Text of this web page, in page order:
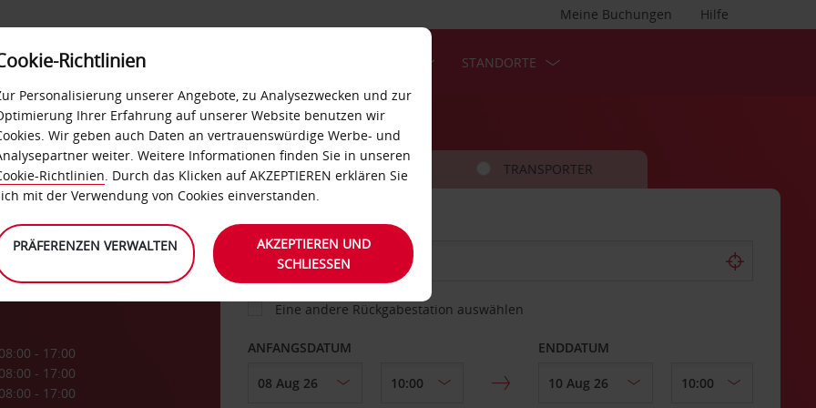
Hilfe
Meine Buchungen
SELF-SERVICES STANDORTE
08:00 - 17:00
08:00 - 17:00
08:00 - 17:00
FAHRZEUG TRANSPORTER
ABHOLEN VON
Eine andere Rückgabestation auswählen
ANFANGSDATUM ENDDATUM
Richtlinien
Personalisierung unserer Angebote, zu Analysezwecken und zur
Ihrer Erfahrung auf unserer Website benutzen wir
Wir geben auch Daten an vertrauenswürdige Werbe- und
weiter. Weitere Informationen finden Sie in unseren
Richtlinien. Durch das Klicken auf AKZEPTIEREN erklären Sie
mit der Verwendung von Cookies einverstanden.
PRÄFERENZEN VERWALTEN
AKZEPTIEREN UND
SCHLIESSEN